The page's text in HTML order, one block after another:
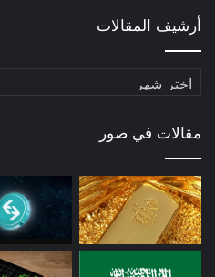
أرشيف المقالات
أرشيف
مقالات في صور